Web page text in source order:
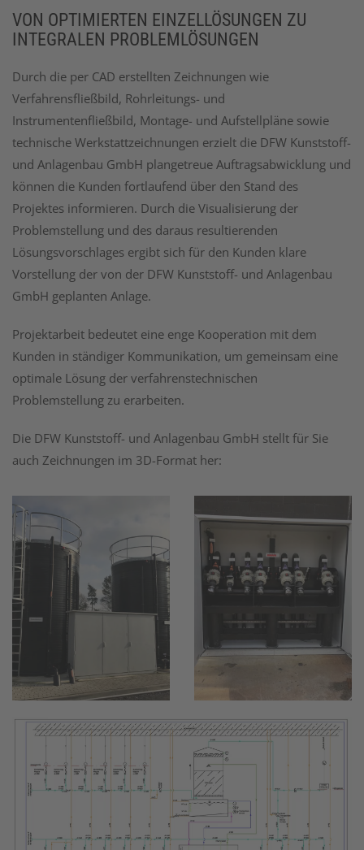
VON OPTIMIERTEN EINZELLÖSUNGEN ZU
INTEGRALEN PROBLEMLÖSUNGEN
Durch die per CAD erstellten Zeichnungen wie
Verfahrensfließbild, Rohrleitungs- und
Instrumentenfließbild, Montage- und Aufstellpläne sowie
technische Werkstattzeichnungen erzielt die DFW Kunststoff-
und Anlagenbau GmbH plangetreue Auftragsabwicklung und
können die Kunden fortlaufend über den Stand des
Projektes informieren. Durch die Visualisierung der
Problemstellung und des daraus resultierenden
Lösungsvorschlages ergibt sich für den Kunden klare
Vorstellung der von der DFW Kunststoff- und Anlagenbau
GmbH geplanten Anlage.
Projektarbeit bedeutet eine enge Kooperation mit dem
Kunden in ständiger Kommunikation, um gemeinsam eine
optimale Lösung der verfahrenstechnischen
Problemstellung zu erarbeiten.
Die DFW Kunststoff- und Anlagenbau GmbH stellt für Sie
auch Zeichnungen im 3D-Format her: